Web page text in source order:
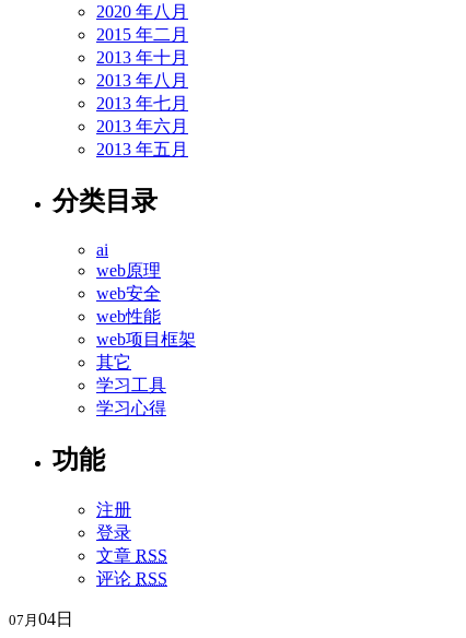
2020 年八月
2015 年二月
2013 年十月
2013 年八月
2013 年七月
2013 年六月
2013 年五月
分类目录
ai
web原理
web安全
web性能
web项目框架
其它
学习工具
学习心得
功能
注册
登录
文章 RSS
评论 RSS
07月04日